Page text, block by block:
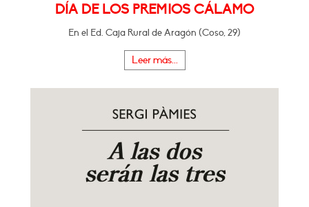
DÍA DE LOS PREMIOS CÁLAMO
En el Ed. Caja Rural de Aragón (Coso, 29)
Leer más...